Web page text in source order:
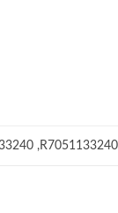
,R7051133240